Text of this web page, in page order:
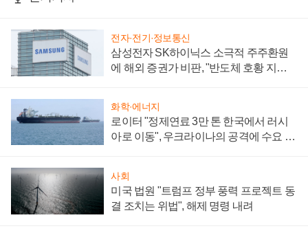
전자·전기·정보통신
삼성전자 SK하이닉스 소극적 주주환원
에 해외 증권가 비판, "반도체 호황 지속
화학·에너지
로이터 "정제연료 3만 톤 한국에서 러시
아로 이동", 우크라이나의 공격에 수요 늘
사회
미국 법원 "트럼프 정부 풍력 프로젝트 동
결 조치는 위법", 해제 명령 내려